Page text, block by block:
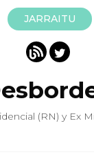
JARRAITU
(RN) y Ex